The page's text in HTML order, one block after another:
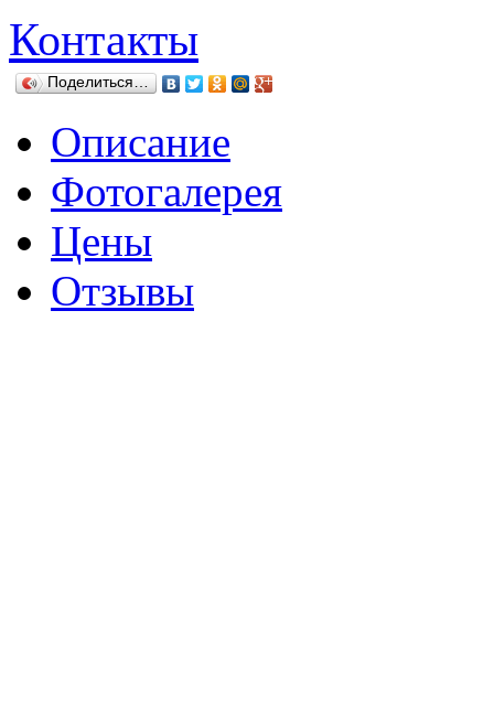
Контакты
Поделиться…
Описание
Фотогалерея
Цены
Отзывы